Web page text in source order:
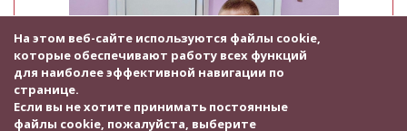
На этом веб-сайте используются файлы cookie,
которые обеспечивают работу всех функций
для наиболее эффективной навигации по
странице.
Если вы не хотите принимать постоянные
файлы cookie, пожалуйста, выберите